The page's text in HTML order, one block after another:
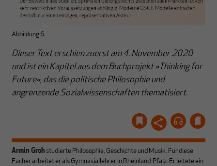
Abbildung 6
Dieser Text erschien zuerst am 4. November 2020
und ist ein Kapitel aus dem Buchprojekt »Thinking for
Future«, das die politische Philosophie und
angrenzende Sozialwissenschaften thematisiert.
Armin Groh studierte Philosophie, Geschichte und Musik. Für diese
Fächer arbeitet er als Gymnasiallehrer in Rheinland-Pfalz. Er leitete ein